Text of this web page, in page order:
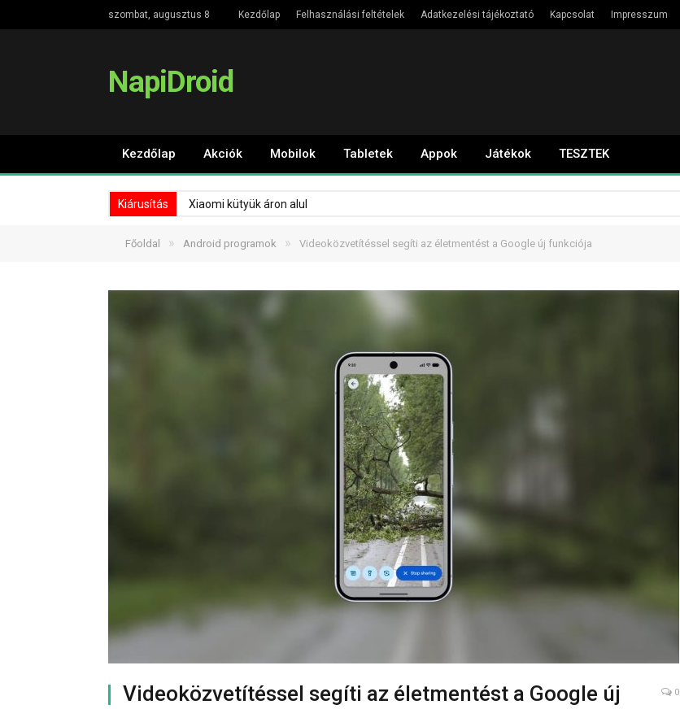
szombat, augusztus 8 Kezdőlap Felhasználási feltételek Adatkezelési tájékoztató Kapcsolat Impresszum
NapiDroid
Kezdőlap Akciók Mobilok Tabletek Appok Játékok TESZTEK
Kiárusítás Xiaomi kütyük áron alul
Főoldal » Android programok » Videoközvetítéssel segíti az életmentést a Google új funkciója
Videoközvetítéssel segíti az életmentést a Google új
0